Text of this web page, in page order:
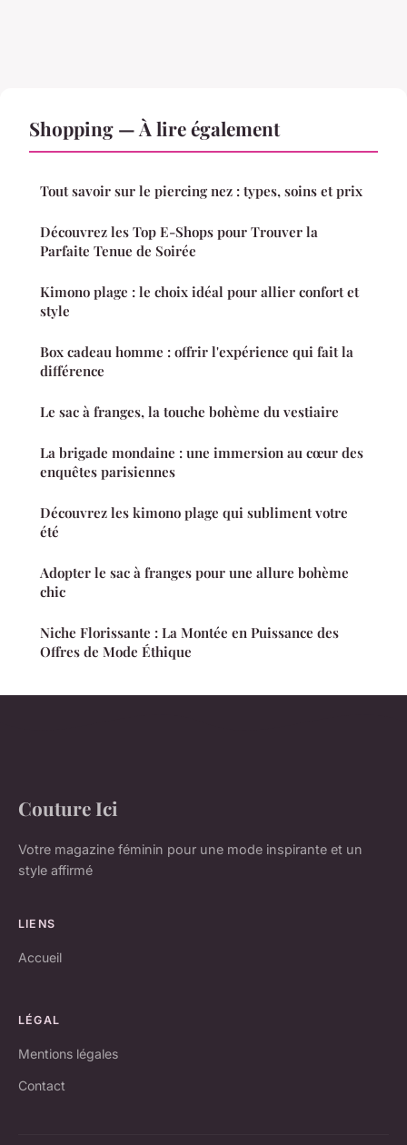
Shopping — À lire également
Tout savoir sur le piercing nez : types, soins et prix
Découvrez les Top E-Shops pour Trouver la
Parfaite Tenue de Soirée
Kimono plage : le choix idéal pour allier confort et
style
Box cadeau homme : offrir l'expérience qui fait la
différence
Le sac à franges, la touche bohème du vestiaire
La brigade mondaine : une immersion au cœur des
enquêtes parisiennes
Découvrez les kimono plage qui subliment votre
été
Adopter le sac à franges pour une allure bohème
chic
Niche Florissante : La Montée en Puissance des
Offres de Mode Éthique
Couture Ici
Votre magazine féminin pour une mode inspirante et un
style affirmé
LIENS
Accueil
LÉGAL
Mentions légales
Contact